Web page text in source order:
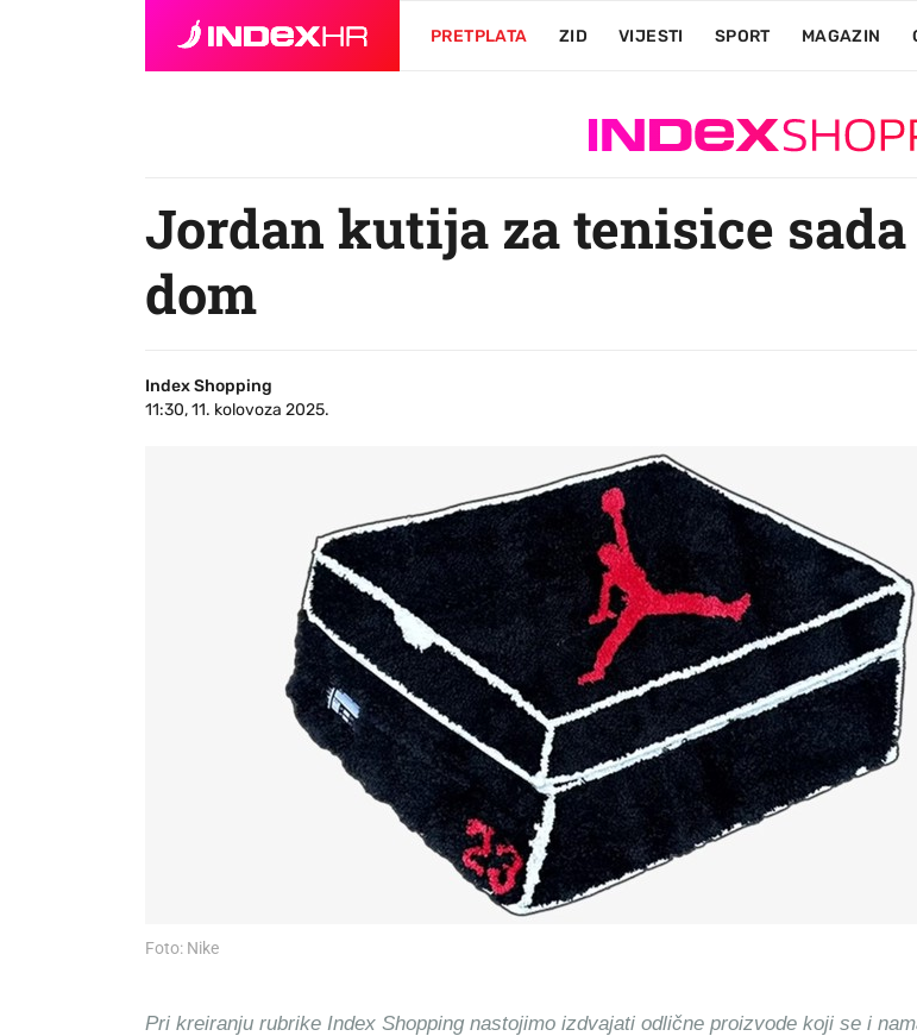
PRETPLATA ZID VIJESTI SPORT MAGAZIN
Jordan kutija za tenisice
dom
Index Shopping
11:30, 11. kolovoza 2025.
Foto: Nike
Pri kreiranju rubrike Index Shopping nastojimo izdvajati odlične proizvode koji se i